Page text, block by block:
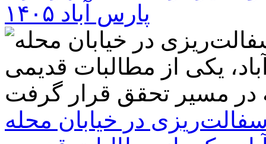
پارس آباد ۱۴۰۵
در خیابان محله